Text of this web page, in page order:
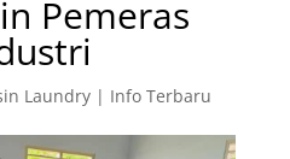
Pemeras
Laundry| Info Terbaru